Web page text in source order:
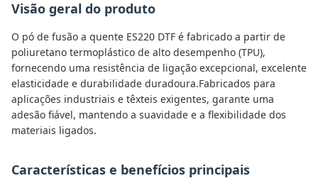
Visão geral do produto
O pó de fusão a quente ES220 DTF é fabricado a partir de
poliuretano termoplástico de alto desempenho (TPU),
fornecendo uma resistência de ligação excepcional, excelente
elasticidade e durabilidade duradoura.Fabricados para
aplicações industriais e têxteis exigentes, garante uma
adesão fiável, mantendo a suavidade e a flexibilidade dos
materiais ligados.
Características e benefícios principais